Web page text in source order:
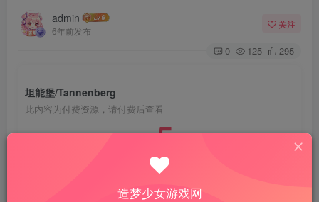
admin
6年前发布
关注
0 125 295
坦能堡/Tannenberg
此内容为付费资源，请付费后查看
5
造梦少女游戏网